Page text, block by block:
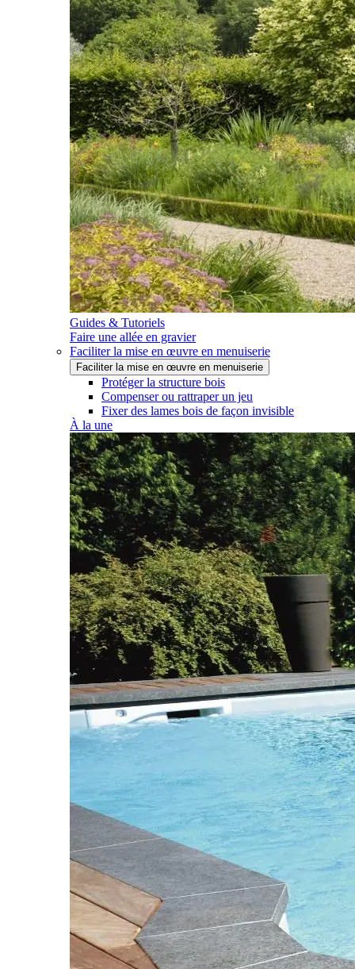
Guides & Tutoriels
Faire une allée en gravier
Faciliter la mise en œuvre en menuiserie
Faciliter la mise en œuvre en menuiserie
Protéger la structure bois
Compenser ou rattraper un jeu
Fixer des lames bois de façon invisible
À la une